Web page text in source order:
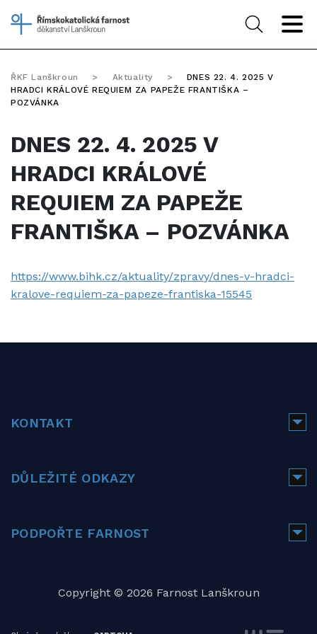
ŘKF Lanškroun > Aktuality >
DNES 22. 4. 2025 V
HRADCI KRÁLOVÉ REQUIEM ZA PAPEŽE FRANTIŠKA –
POZVÁNKA
DNES 22. 4. 2025 V
HRADCI KRÁLOVÉ
REQUIEM ZA PAPEŽE
FRANTIŠKA – POZVÁNKA
https://www.bihk.cz/aktuality/zpravy/dnes-v-hradci-
kralove-requiem-za-papeze-frantiska-15545
KONTAKT
DŮLEŽITÉ ODKAZY
PODPOŘTE FARNOST
Copyright © 2026 Farnost Lanškroun